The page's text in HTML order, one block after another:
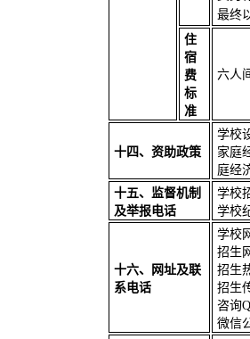
最终
住
宿
费
标
准
六人
十四、资助政策
学校
家庭
庭经
十五、监督机制
及举报电话
学校
学校
十六、网址及联
系电话
学校
招生
招生
招生
咨询
微信